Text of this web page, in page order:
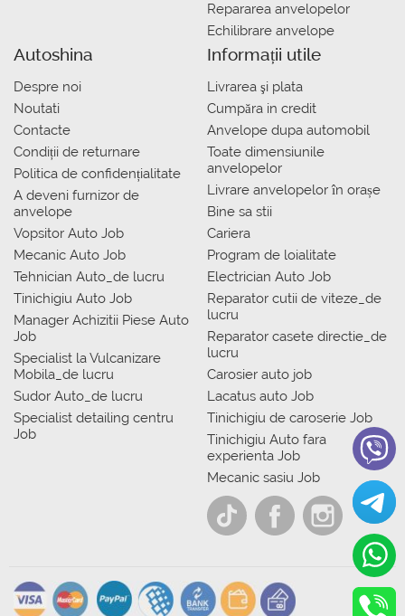
Repararea anvelopelor
Echilibrare anvelope
Autoshina
Despre noi
Noutati
Contacte
Condiții de returnare
Politica de confidențialitate
A deveni furnizor de
anvelope
Vopsitor Auto Job
Mecanic Auto Job
Tehnician Auto_de lucru
Tinichigiu Auto Job
Manager Achizitii Piese Auto
Job
Specialist la Vulcanizare
Mobila_de lucru
Sudor Auto_de lucru
Specialist detailing centru
Job
Informații utile
Livrarea şi plata
Сumpăra in credit
Anvelope dupa automobil
Toate dimensiunile
anvelopelor
Livrare anvelopelor în orașe
Bine sa stii
Cariera
Program de loialitate
Electrician Auto Job
Reparator cutii de viteze_de
lucru
Reparator casete directie_de
lucru
Carosier auto job
Lacatus auto Job
Tinichigiu de caroserie Job
Tinichigiu Auto fara
experienta Job
Mecanic sasiu Job